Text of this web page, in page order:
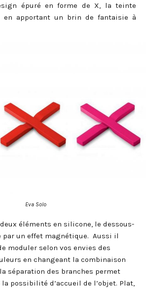
épuré en forme de X, la teinte
en apportant un brin de fantaisie à
Eva Solo
éléments en silicone, le dessous-
par un effet magnétique. Aussi il
moduler selon vos envies des
en changeant la combinaison
séparation des branches permet
possibilité d’accueil de l’objet. Plat,